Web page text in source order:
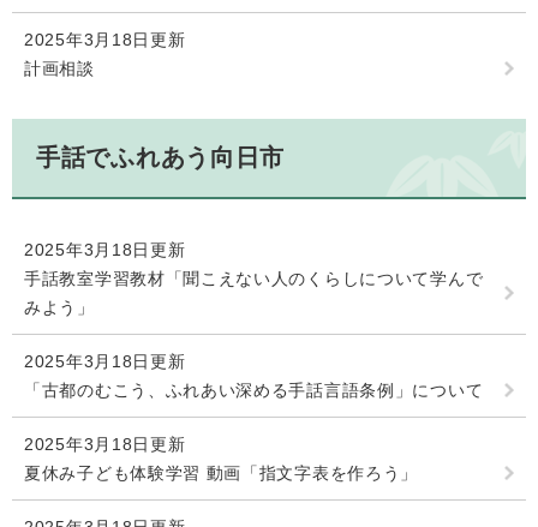
2025年3月18日更新
計画相談
手話でふれあう向日市
2025年3月18日更新
手話教室学習教材「聞こえない人のくらしについて学んで
みよう」
2025年3月18日更新
「古都のむこう、ふれあい深める手話言語条例」について
2025年3月18日更新
夏休み子ども体験学習 動画「指文字表を作ろう」